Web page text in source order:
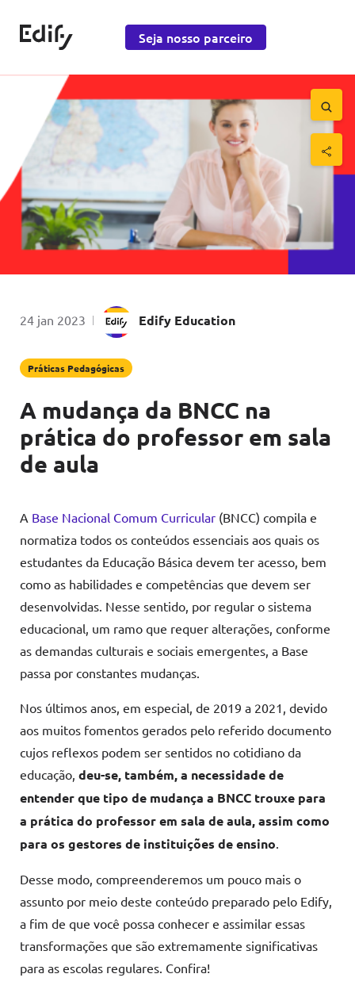
Edify EducationSeja nosso parceiro
A mudança da BNCC na
prática do professor em sala
de aula
Publicado em
24 jan 2023 | por Edify Education
Práticas Pedagógicas
Saltar
A Base Nacional Comum Curricular (BNCC) compila e
normatiza todos os conteúdos essenciais aos quais os
estudantes da Educação Básica devem ter acesso, bem
como as habilidades e competências que devem ser
desenvolvidas. Nesse sentido, por regular o sistema
educacional, um ramo que requer alterações, conforme
as demandas culturais e sociais emergentes, a Base
passa por constantes mudanças.
Nos últimos anos, em especial, de 2019 a 2021, devido
aos muitos fomentos gerados pelo referido documento
cujos reflexos podem ser sentidos no cotidiano da
educação, deu-se, também, a necessidade de
entenderque tipo de mudança a BNCC trouxe para
a prática do professor em sala de aula, assim como
para os gestores de instituições de ensino
Desse modo, compreenderemos um pouco mais o
assunto por meio deste conteúdo preparado pelo Edify,
a fim de que você possa conhecer e assimilar essas
transformações que são extremamente significativas
para as escolas regulares. Confira!